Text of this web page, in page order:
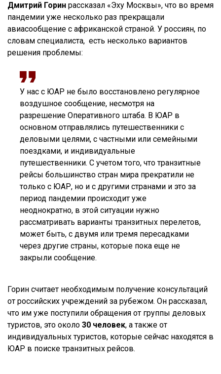
Дмитрий Горин рассказал «Эху Москвы», что во время
пандемии уже несколько раз прекращали
авиасообщение с африканской страной. У россиян, по
словам специалиста, есть несколько вариантов
решения проблемы:
У нас с ЮАР не было восстановлено регулярное
воздушное сообщение, несмотря на
разрешение Оперативного штаба. В ЮАР в
основном отправлялись путешественники с
деловыми целями, с частными или семейными
поездками, и индивидуальные
путешественники. С учетом того, что транзитные
рейсы большинство стран мира прекратили не
только с ЮАР, но и с другими странами и это за
период пандемии происходит уже
неоднократно, в этой ситуации нужно
рассматривать варианты транзитных перелетов,
может быть, с двумя или тремя пересадками
через другие страны, которые пока еще не
закрыли сообщение.
Горин считает необходимым получение консультаций
от российских учреждений за рубежом. Он рассказал,
что им уже поступили обращения от группы деловых
туристов, это около 30 человек, а также от
индивидуальных туристов, которые сейчас находятся в
ЮАР в поиске транзитных рейсов.